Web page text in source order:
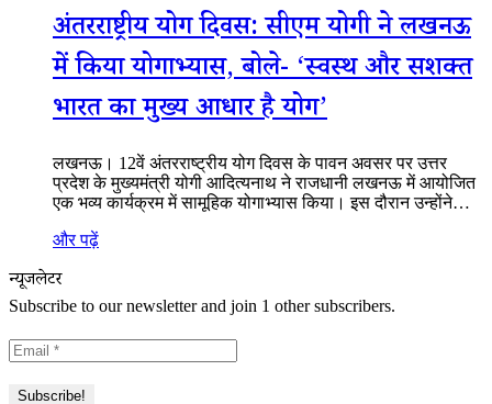
अंतरराष्ट्रीय योग दिवस: सीएम योगी ने लखनऊ
में किया योगाभ्यास, बोले- ‘स्वस्थ और सशक्त
भारत का मुख्य आधार है योग’
लखनऊ। 12वें अंतरराष्ट्रीय योग दिवस के पावन अवसर पर उत्तर
प्रदेश के मुख्यमंत्री योगी आदित्यनाथ ने राजधानी लखनऊ में आयोजित
एक भव्य कार्यक्रम में सामूहिक योगाभ्यास किया। इस दौरान उन्होंने…
और पढ़ें
न्यूजलेटर
Subscribe to our newsletter and join 1 other subscribers.